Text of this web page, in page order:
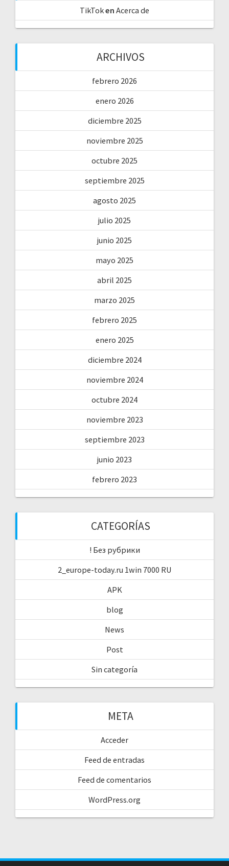
TikToken Acerca de
ARCHIVOS
febrero 2026
enero 2026
diciembre 2025
noviembre 2025
octubre 2025
septiembre 2025
agosto 2025
julio 2025
junio 2025
mayo 2025
abril 2025
marzo 2025
febrero 2025
enero 2025
diciembre 2024
noviembre 2024
octubre 2024
noviembre 2023
septiembre 2023
junio 2023
febrero 2023
CATEGORÍAS
! Без рубрики
2_europe-today.ru 1win 7000 RU
APK
blog
News
Post
Sin categoría
META
Acceder
Feed de entradas
Feed de comentarios
WordPress.org